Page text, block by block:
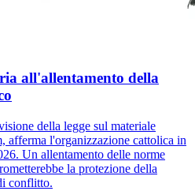
all'allentamento della
della legge sul materiale
afferma l'organizzazione cattolica in
Un allentamento delle norme
la protezione della
conflitto.